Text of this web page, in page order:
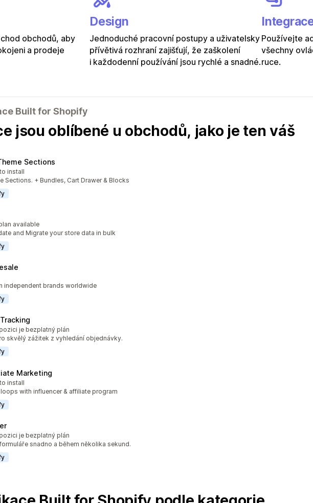
obchodů, aby
a prodeje
Design
Jednoduché pracovní postupy a uživatelsky
přívětivá rozhraní zajišťují, že zaškolení
i každodenní používání jsou rychlé a snadné.
Používejte
všechny
ruce.
Built for Shopify
jsou oblíbené u obchodů, jako je ten váš
Sections
2722
install
Sections. + Bundles, Cart Drawer & Blocks
1363
available
and Migrate your store data in bulk
1164
independent brands worldwide
1569
je bezplatný plán
skvělý zážitek z vyhledání objednávky.
Marketing
3593
install
with influencer & affiliate program
1885
je bezplatný plán
snadno a během několika sekund.